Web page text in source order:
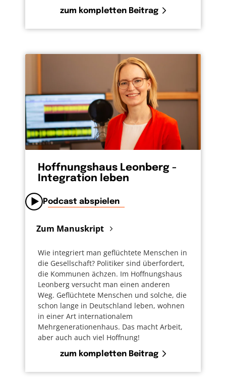
zum kompletten Beitrag
Hoffnungshaus Leonberg -
Integration leben
Podcast abspielen
Zum Manuskript
Wie integriert man geflüchtete Menschen in
die Gesellschaft? Politiker sind überfordert,
die Kommunen ächzen. Im Hoffnungshaus
Leonberg versucht man einen anderen
Weg. Geflüchtete Menschen und solche, die
schon lange in Deutschland leben, wohnen
in einer Art internationalem
Mehrgenerationenhaus. Das macht Arbeit,
aber auch auch viel Hoffnung!
zum kompletten Beitrag